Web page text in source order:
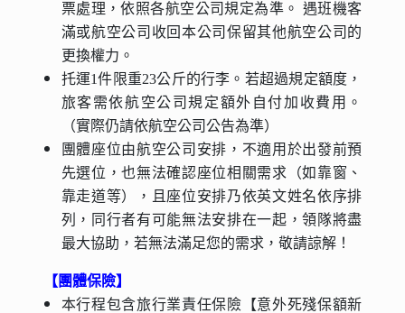
票處理，依照各航空公司規定為準。 遇班機客
滿或航空公司收回本公司保留其他航空公司的
更換權力。
托運1件限重23公斤的行李。若超過規定額度，
旅客需依航空公司規定額外自付加收費用。
（實際仍請依航空公司公告為準）
團體座位由航空公司安排，不適用於出發前預
先選位，也無法確認座位相關需求（如靠窗、
靠走道等），且座位安排乃依英文姓名依序排
列，同行者有可能無法安排在一起，領隊將盡
最大協助，若無法滿足您的需求，敬請諒解！
【團體保險】
本行程包含旅行業責任保險【意外死殘保額新